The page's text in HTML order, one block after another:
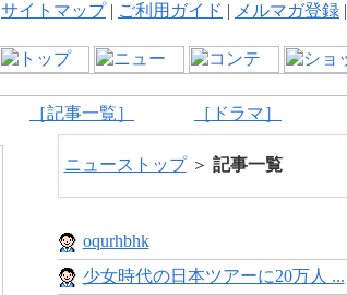
サイトマップ| ご利用ガイド | メルマガ登録 |
［記事一覧］ ［ドラマ］
ニューストップ＞ 記事一覧
oqurhbhk
少女時代の日本ツアーに20万人 ...